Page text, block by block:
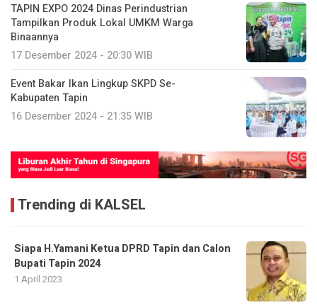
TAPIN EXPO 2024 Dinas Perindustrian
Tampilkan Produk Lokal UMKM Warga
Binaannya
17 Desember 2024 - 20:30 WIB
Event Bakar Ikan Lingkup SKPD Se-
Kabupaten Tapin
16 Desember 2024 - 21:35 WIB
Trending di KALSEL
Siapa H.Yamani Ketua DPRD Tapin dan Calon
Bupati Tapin 2024
1 April 2023